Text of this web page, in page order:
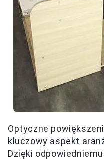
Optyczne
kluczowy aspekt
Dzięki